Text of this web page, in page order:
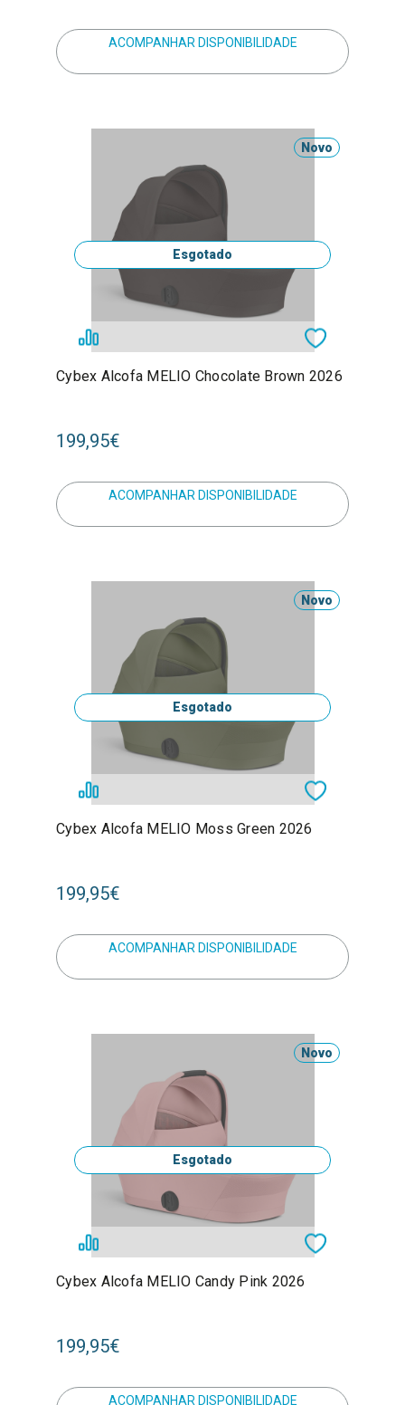
ACOMPANHAR DISPONIBILIDADE
Novo
Esgotado
Cybex Alcofa MELIO Chocolate Brown 2026
199,95€
ACOMPANHAR DISPONIBILIDADE
Novo
Esgotado
Cybex Alcofa MELIO Moss Green 2026
199,95€
ACOMPANHAR DISPONIBILIDADE
Novo
Esgotado
Cybex Alcofa MELIO Candy Pink 2026
199,95€
ACOMPANHAR DISPONIBILIDADE